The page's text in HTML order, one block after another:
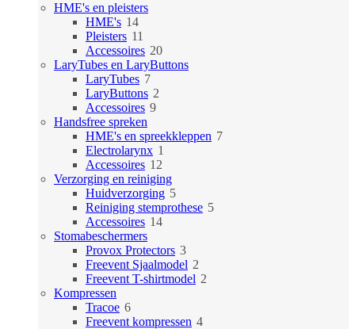
HME's en pleisters
HME's 1414
producten
Pleisters 11
producten
Accessoires 2020
producten
LaryTubes en LaryButtons
LaryTubes 77
producten
LaryButtons 2
Accessoires 99
Handsfree spreken
HME's en spreekkleppen 77
Electrolarynx 1
Accessoires 12
producten
Verzorging en reiniging
Huidverzorging 55
producten
Reiniging stemprothese 55
Accessoires 1414
Stomabeschermers
Provox Protectors 33
producten
Freevent Sjaalmodel 2
producten
Freevent T-shirtmodel 2
Kompressen
Tracoe 66
producten
Freevent kompressen 44